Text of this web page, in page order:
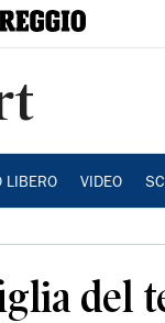
LIBERO VIDEO
del